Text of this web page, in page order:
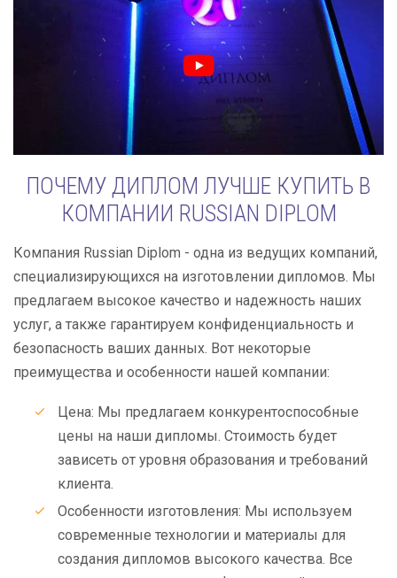
ПОЧЕМУ ДИПЛОМ ЛУЧШЕ КУПИТЬ В
КОМПАНИИ RUSSIAN DIPLOM
Компания Russian Diplom - одна из ведущих компаний,
специализирующихся на изготовлении дипломов. Мы
предлагаем высокое качество и надежность наших
услуг, а также гарантируем конфиденциальность и
безопасность ваших данных. Вот некоторые
преимущества и особенности нашей компании:
Цена: Мы предлагаем конкурентоспособные
цены на наши дипломы. Стоимость будет
зависеть от уровня образования и требований
клиента.
Особенности изготовления: Мы используем
современные технологии и материалы для
создания дипломов высокого качества. Все